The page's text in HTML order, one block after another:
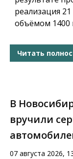
реализация
объёмом 1400
Читать
В
вручили
07 августа 2026,